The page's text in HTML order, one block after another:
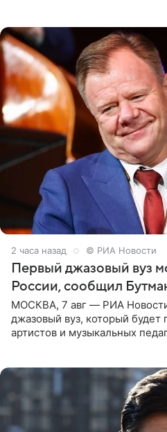
2 часа назад © РИА Новости
Первый джазовый вуз
России, сообщил
МОСКВА, 7 авг — РИА
джазовый вуз, который будет
артистов и музыкальных